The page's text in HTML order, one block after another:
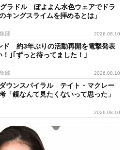
グラドル ぽよよん水色ウェアでドラ
キングスライムを拝めるとは」
部 2026.08.10
ド 約3年ぶりの活動再開を電撃発表
！｣｢ずっと待ってました！｣
部 2026.08.10
ウンスパイラル テイト・マクレー
「鏡なんて見たくないって思った」
2026.08.10